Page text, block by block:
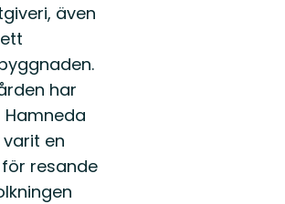
även
har
en
resande